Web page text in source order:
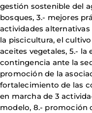
gestión sostenible del
bosques, 3.- mejores
actividades
la piscicultura, el
aceites vegetales, 5.- la
contingencia ante la
promoción de la
fortalecimiento de las
en marcha de 3
modelo, 8.- promoción